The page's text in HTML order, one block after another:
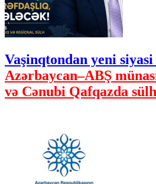
Vaşinqtondan yeni
Azərbaycan–ABŞ
və Cənubi Qafqazda